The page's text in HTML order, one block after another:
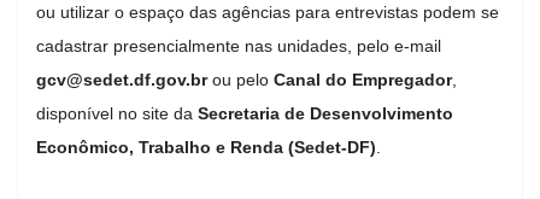
ou utilizar o espaço das agências para entrevistas podem se
cadastrar presencialmente nas unidades, pelo e-mail
gcv@sedet.df.gov.brou pelo Canal do Empregador,
disponível no site da Secretaria de Desenvolvimento
Econômico, Trabalho e Renda (Sedet-DF)